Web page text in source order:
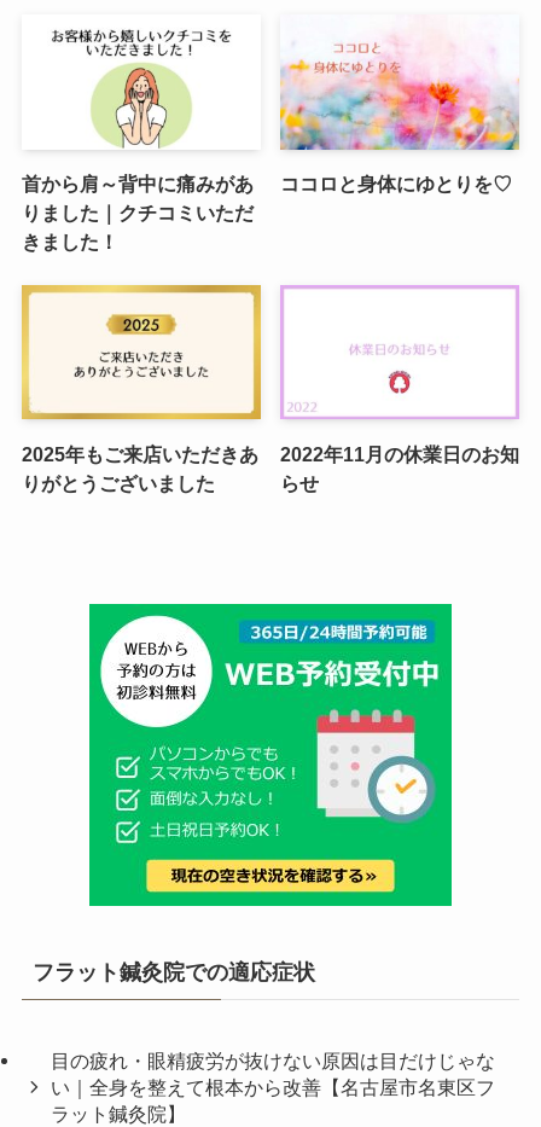
首から肩～背中に痛みがあ
りました｜クチコミいただ
きました！
ココロと身体にゆとりを♡
2025年もご来店いただきあ
りがとうございました
2022年11月の休業日のお知
らせ
フラット鍼灸院での適応症状
目の疲れ・眼精疲労が抜けない原因は目だけじゃな
い｜全身を整えて根本から改善【名古屋市名東区フ
ラット鍼灸院】